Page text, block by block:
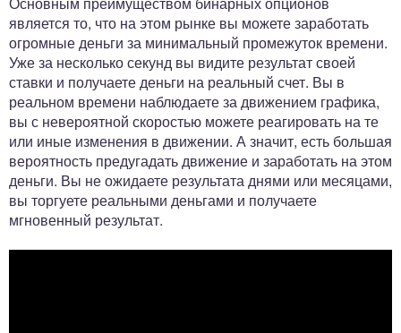
является то, что на этом рынке вы можете заработать
огромные деньги за минимальный промежуток времени.
Уже за несколько секунд вы видите результат своей
ставки и получаете деньги на реальный счет. Вы в
реальном времени наблюдаете за движением графика,
вы с невероятной скоростью можете реагировать на те
или иные изменения в движении. А значит, есть большая
вероятность предугадать движение и заработать на этом
деньги. Вы не ожидаете результата днями или месяцами,
вы торгуете реальными деньгами и получаете
мгновенный результат.